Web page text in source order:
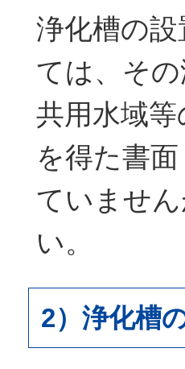
浄化槽の
ては、そ
共用水域
を得た書
ていませ
い。
2）浄化槽